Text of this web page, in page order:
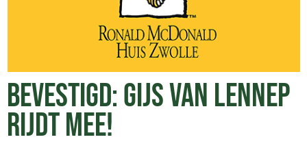
BEVESTIGD: GIJS VAN LENNEP
RIJDT MEE!